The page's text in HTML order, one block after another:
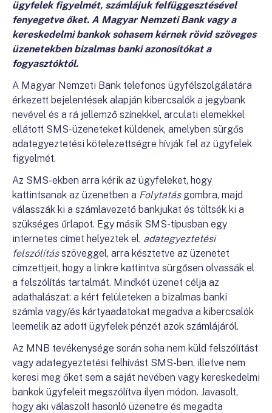
ügyfelek figyelmét, számlájuk felfüggesztésével
fenyegetve őket. A Magyar Nemzeti Bank vagy a
kereskedelmi bankok sohasem kérnek rövid szöveges
üzenetekben bizalmas banki azonosítókat a
fogyasztóktól.
A Magyar Nemzeti Bank telefonos ügyfélszolgálatára
érkezett bejelentések alapján kibercsalók a jegybank
nevével és a rá jellemző színekkel, arculati elemekkel
ellátott SMS-üzeneteket küldenek, amelyben sürgős
adategyeztetési kötelezettségre hívják fel az ügyfelek
figyelmét.
Az SMS-ekben arra kérik az ügyfeleket, hogy
kattintsanak az üzenetben a Folytatásgombra, majd
válasszák ki a számlavezető bankjukat és töltsék ki a
szükséges űrlapot. Egy másik SMS-típusban egy
internetes címet helyeztek el, adategyeztetési
felszólításszöveggel, arra késztetve az üzenetet
címzettjeit, hogy a linkre kattintva sürgősen olvassák el
a felszólítás tartalmát. Mindkét üzenet célja az
adathalászat: a kért felületeken a bizalmas banki
számla vagy/és kártyaadatokat megadva a kibercsalók
leemelik az adott ügyfelek pénzét azok számlájáról.
Az MNB tevékenysége során soha nem küld felszólítást
vagy adategyeztetési felhívást SMS-ben, illetve nem
keresi meg őket sem a saját nevében vagy kereskedelmi
bankok ügyfeleit megszólítva ilyen módon. Javasolt,
hogy aki válaszolt hasonló üzenetre és megadta